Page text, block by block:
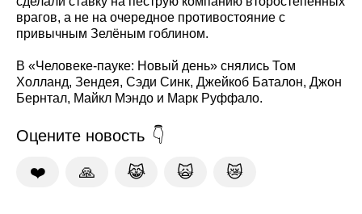
врагов, а не на очередное противостояние с
привычным Зелёным гоблином.
В «Человеке-пауке: Новый день» снялись Том
Холланд, Зендея, Сэди Синк, Джейкоб Баталон, Джон
Бернтал, Майкл Мэндо и Марк Руффало.
Оцените новость
❤️ 🙏 😹 🙀 😿